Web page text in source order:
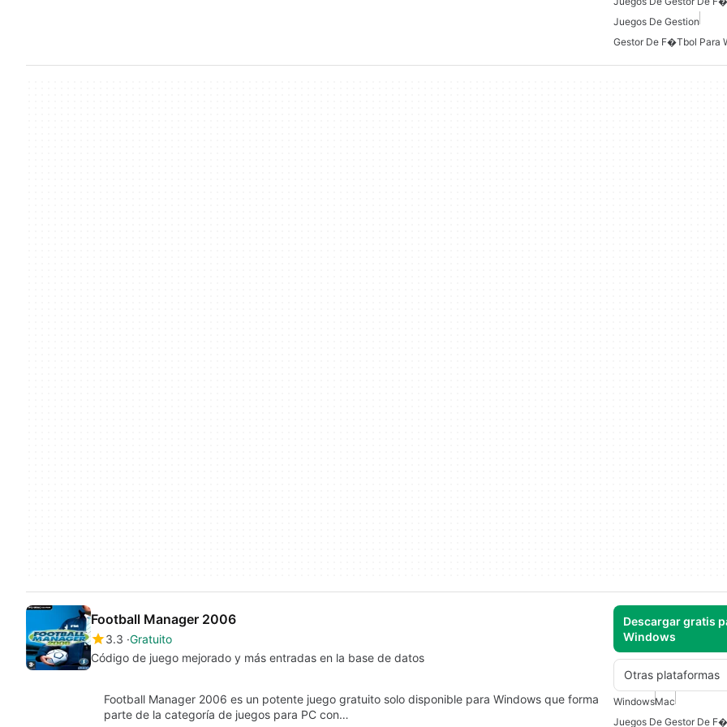
Juegos De Gestion
Gestor De F�tbol Para
Football Manager 2006
3.3 Gratuito
Código de juego mejorado y más entradas en la base de datos
Descargar gratis
Windows
Otras plataformas
Football Manager 2006 es un potente juego gratuito solo disponible para Windows que forma
parte de la categoría de juegos para PC con…
WindowsMac
Juegos De Gestor De